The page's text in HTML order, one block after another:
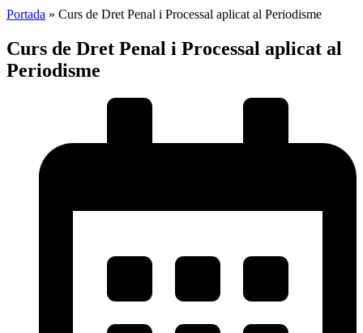
Portada » Curs de Dret Penal i Processal aplicat al Periodisme
Curs de Dret Penal i Processal aplicat al
Periodisme